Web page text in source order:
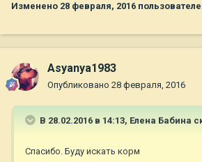
Изменено 28 февраля, 2016
Asyanya1983
Опубликовано 28 февраля, 2016
В 28.02.2016 в 14:13, Елена Бабина
Спасибо. Буду искать корм